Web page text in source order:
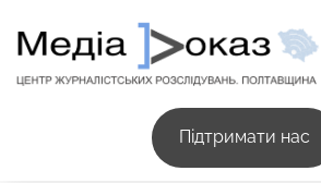
Підтримати нас